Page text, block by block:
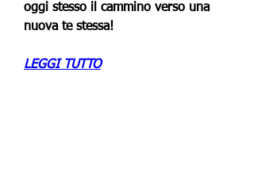
oggi stesso il cammino verso una
nuova te stessa!
LEGGI TUTTO